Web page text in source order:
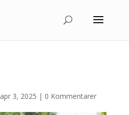
apr 3, 2025 | 0 Kommentarer